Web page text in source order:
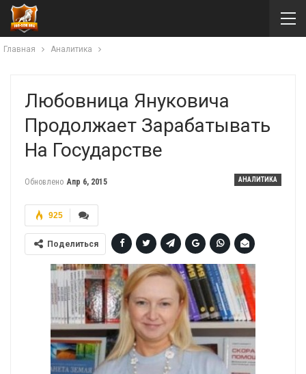
Главная Аналитика
Любовница Януковича
Продолжает Зарабатывать
На Государстве
АНАЛИТИКА
Обновлено Апр 6, 2015
925
Поделиться